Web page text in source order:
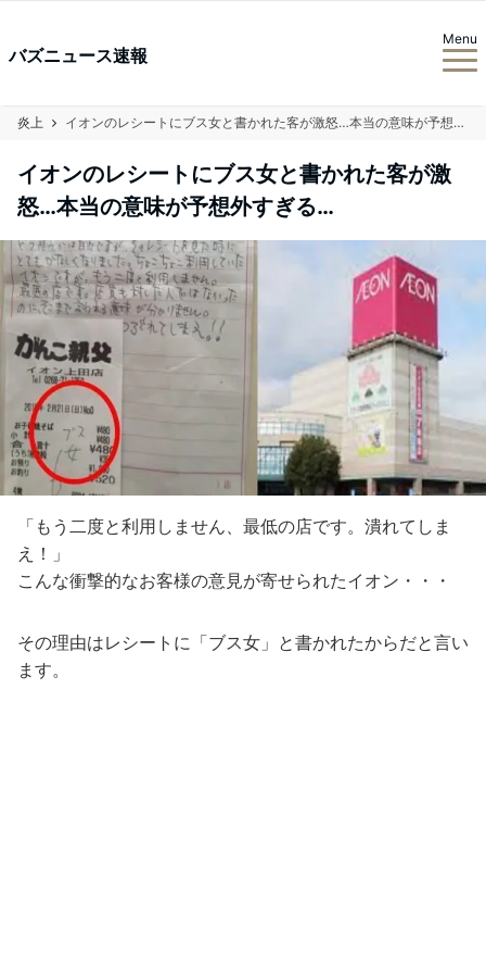
バズニュース速報
Menu
炎上 イオンのレシートにブス女と書かれた客が激怒…本当の意味が予想外すぎる…
イオンのレシートにブス女と書かれた客が激
怒…本当の意味が予想外すぎる…
「もう二度と利用しません、最低の店です。潰れてしま
え！」
こんな衝撃的なお客様の意見が寄せられたイオン・・・
その理由はレシートに「ブス女」と書かれたからだと言い
ます。